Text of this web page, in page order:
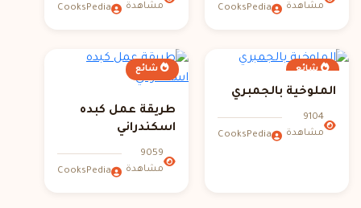
مشاهدة
CooksPedia
مشاهدة
CooksPedia
شائع
الملوخية بالجمبري
9104
مشاهدة
CooksPedia
شائع
طريقة عمل كبده
اسكندراني
9059
مشاهدة
CooksPedia